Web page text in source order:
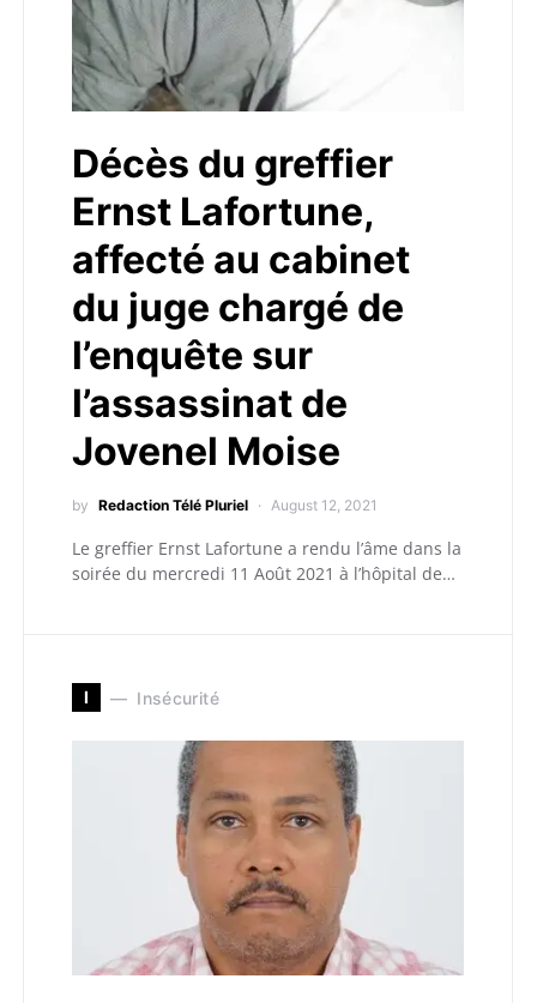
Décès du greffier
Ernst Lafortune,
affecté au cabinet
du juge chargé de
l’enquête sur
l’assassinat de
Jovenel Moise
by Redaction Télé Pluriel August 12, 2021
Le greffier Ernst Lafortune a rendu l’âme dans la
soirée du mercredi 11 Août 2021 à l’hôpital de…
I Insécurité